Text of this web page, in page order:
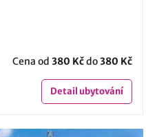
Cena od 380 Kčdo380 Kč
Detailubytování